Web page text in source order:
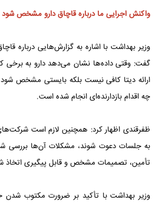
واکنش اجرایی ما درباره قاچاق دارو مشخص شود
وزیر بهداشت با اشاره به گزارش‌هایی درباره
گفت: وقتی داده‌ها نشان می‌دهد دارو به
ارائه دیتا کافی نیست بلکه بایستی مشخص
چه اقدام بازدارنده‌ای انجام شده است.
ظفرقندی اظهار کرد: همچنین لازم است شرکت‌های
به جلسات دعوت شوند، مشکلات آن‌ها بررسی
تأمین، تصمیمات مشخص و قابل پیگیری اتخاذ
وزیر بهداشت با تأکید بر ضرورت مکتوب